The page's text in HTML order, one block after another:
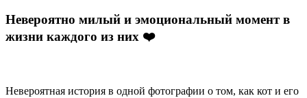
Невероятно милый и эмоциональный момент в
жизни каждого из них ❤️
Невероятная история в одной фотографии о том, как кот и его